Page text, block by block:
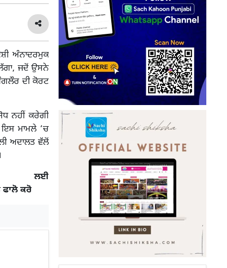
ਅੰਨਾਦਰਮੁਕ
ਜਦੋਂ ਉਸਨੇ
ਦੀ ਕੋਰਟ
ਨਹੀਂ ਕਰੇਗੀ
ਮਾਮਲੇ ‘ਚ
ਅਦਾਲਤ ਵੱਲੋਂ
ਲਈ
ਫਾਲੋ ਕਰੋ